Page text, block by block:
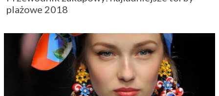
plażowe 2018